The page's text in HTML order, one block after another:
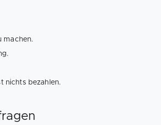
machen.
nichts bezahlen.